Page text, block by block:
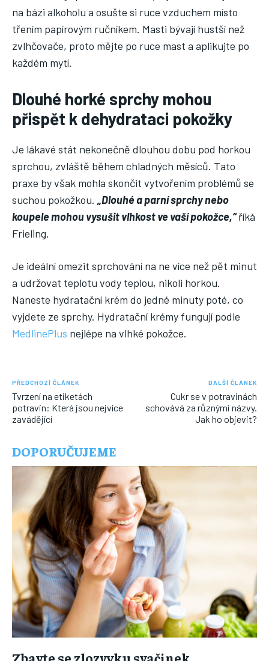
na bázi alkoholu a osušte si ruce vzduchem místo
třením papírovým ručníkem. Masti bývají hustší než
zvlhčovače, proto mějte po ruce mast a aplikujte po
každém mytí.
Dlouhé horké sprchy mohou
přispět k dehydrataci pokožky
Je lákavé stát nekonečně dlouhou dobu pod horkou
sprchou, zvláště během chladných měsíců. Tato
praxe by však mohla skončit vytvořením problémů se
suchou pokožkou. „Dlouhé a parní sprchy nebo
koupele mohou vysušit vlhkost ve vaší pokožce,“říká
Frieling.
Je ideální omezit sprchování na ne více než pět minut
a udržovat teplotu vody teplou, nikoli horkou.
Naneste hydratační krém do jedné minuty poté, co
vyjdete ze sprchy. Hydratační krémy fungují podle
MedlinePlus nejlépe na vlhké pokožce.
PŘEDCHOZÍ ČLÁNEK
Tvrzení na etiketách
potravin: Která jsou nejvíce
zavádějící
DALŠÍ ČLÁNEK
Cukr se v potravinách
schovává za různými názvy.
Jak ho objevit?
DOPORUČUJEME